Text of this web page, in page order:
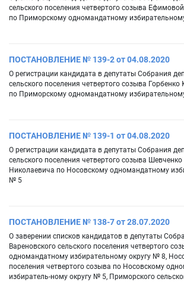
сельского поселения четвертого созыва
по Приморскому одномандатному
ПОСТАНОВЛЕНИЕ № 139-2 от 04.08.2020
О регистрации кандидата в депутаты Собрания
сельского поселения четвертого созыва
по Приморскому одномандатному
ПОСТАНОВЛЕНИЕ № 139-1 от 04.08.2020
О регистрации кандидата в депутаты Собрания
сельского поселения четвертого созыва
Николаевича по Носовскому одномандатному
№ 5
ПОСТАНОВЛЕНИЕ № 138-7 от 28.07.2020
О заверении списков кандидатов в депутаты
Вареновского сельского поселения четвертого
одномандатному избирательному округу № 8,
поселения четвертого созыва по Носовскому
избиратель-ному округу № 5, Приморского